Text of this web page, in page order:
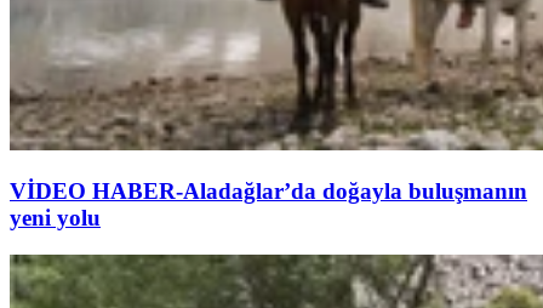
VİDEO HABER-Aladağlar’da doğayla buluşmanın
yeni yolu